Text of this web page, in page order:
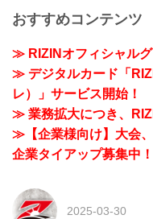
おすすめコンテンツ
≫ RIZINオフィシャル
≫ デジタルカード「
レ）」サービス開始！
≫ 業務拡大につき、
≫【企業様向け】大会
企業タイアップ募集中！
2025-03-30